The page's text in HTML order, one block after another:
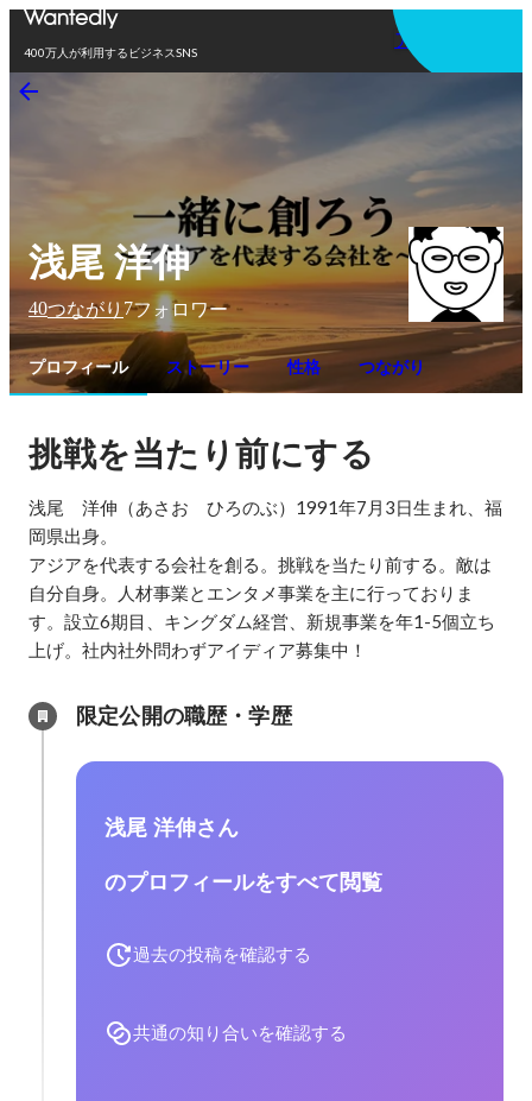
400万人が利用するビジネスSNS
アプリを使う
浅尾 洋伸
40つながり 7フォロワー
プロフィール ストーリー 性格 つながり
挑戦を当たり前にする
浅尾　洋伸（あさお　ひろのぶ）1991年7月3日生まれ、福
岡県出身。
アジアを代表する会社を創る。挑戦を当たり前する。敵は
自分自身。人材事業とエンタメ事業を主に行っておりま
す。設立6期目、キングダム経営、新規事業を年1-5個立ち
上げ。社内社外問わずアイディア募集中！
限定公開の職歴・学歴
浅尾 洋伸さん
のプロフィールをすべて閲覧
過去の投稿を確認する
共通の知り合いを確認する